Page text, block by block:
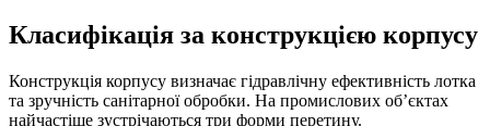
Класифікація за конструкцією корпусу
Конструкція корпусу визначає гідравлічну ефективність лотка
та зручність санітарної обробки. На промислових об’єктах
найчастіше зустрічаються три форми перетину.